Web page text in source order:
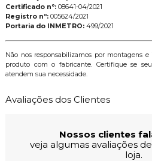
Certificado nº:08641-04/2021
Registro nº:005624/2021
Portaria do INMETRO:499/2021
Não nos responsabilizamos por montagens
produto com o fabricante. Certifique se
atendem sua necessidade.
Avaliações dos Clientes
Nossos clientes
veja algumas avaliações
loja.